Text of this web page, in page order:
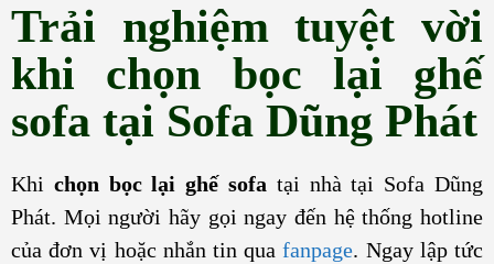
Trải nghiệm tuyệt vời
khi chọn bọc lại ghế
sofa tại Sofa Dũng Phát
Khi chọn bọc lại ghế sofa tại nhà tại Sofa Dũng
Phát. Mọi người hãy gọi ngay đến hệ thống hotline
của đơn vị hoặc nhắn tin quafanpage. Ngay lập tức